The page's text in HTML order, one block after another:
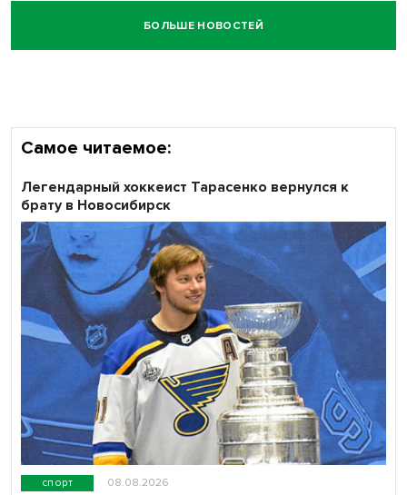
БОЛЬШЕ НОВОСТЕЙ
Самое читаемое:
спорт 08.08.2026
Легендарный хоккеист Тарасенко вернулся к
брату в Новосибирск